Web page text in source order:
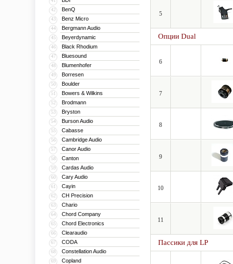
42 BenQ
43 Benz Micro
44 Bergmann Audio
45 Beyerdynamic
46 Black Rhodium
47 Bluesound
48 Blumenhofer
49 Borresen
50 Boulder
51 Bowers & Wilkins
52 Brodmann
53 Bryston
54 Burson Audio
55 Cabasse
56 Cambridge Audio
57 Canor Audio
58 Canton
59 Cardas Audio
60 Cary Audio
61 Cayin
62 CH Precision
63 Chario
64 Chord Company
65 Chord Electronics
66 Clearaudio
67 CODA
68 Constellation Audio
69 Copland
5
Опции Dual
6
7
8
9
10
11
Пассики для LP